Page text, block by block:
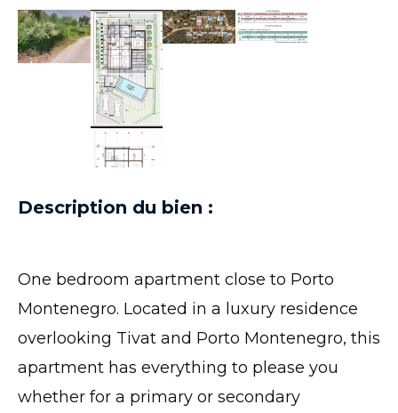
Description du bien :
One bedroom apartment close to Porto
Montenegro. Located in a luxury residence
overlooking Tivat and Porto Montenegro, this
apartment has everything to please you
whether for a primary or secondary